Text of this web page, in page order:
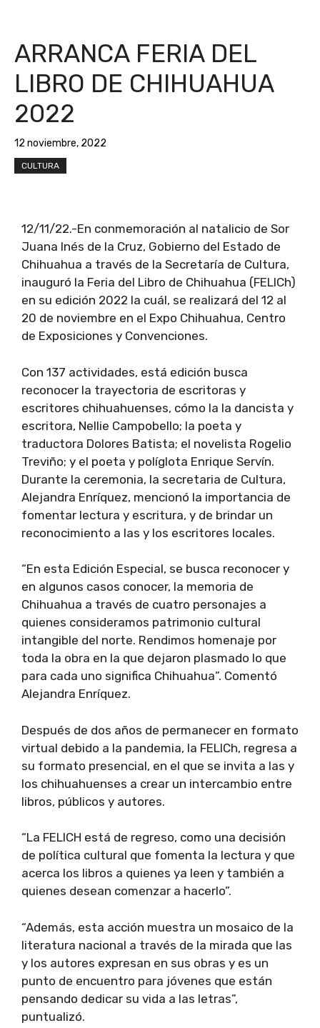
ARRANCA FERIA DEL
LIBRO DE CHIHUAHUA
2022
12 noviembre, 2022
CULTURA
12/11/22.-En conmemoración al natalicio de Sor
Juana Inés de la Cruz, Gobierno del Estado de
Chihuahua a través de la Secretaría de Cultura,
inauguró la Feria del Libro de Chihuahua (FELICh)
en su edición 2022 la cuál, se realizará del 12 al
20 de noviembre en el Expo Chihuahua, Centro
de Exposiciones y Convenciones.
Con 137 actividades, está edición busca
reconocer la trayectoria de escritoras y
escritores chihuahuenses, cómo la la dancista y
escritora, Nellie Campobello; la poeta y
traductora Dolores Batista; el novelista Rogelio
Treviño; y el poeta y políglota Enrique Servín.
Durante la ceremonia, la secretaria de Cultura,
Alejandra Enríquez, mencionó la importancia de
fomentar lectura y escritura, y de brindar un
reconocimiento a las y los escritores locales.
“En esta Edición Especial, se busca reconocer y
en algunos casos conocer, la memoria de
Chihuahua a través de cuatro personajes a
quienes consideramos patrimonio cultural
intangible del norte. Rendimos homenaje por
toda la obra en la que dejaron plasmado lo que
para cada uno significa Chihuahua”. Comentó
Alejandra Enríquez.
Después de dos años de permanecer en formato
virtual debido a la pandemia, la FELICh, regresa a
su formato presencial, en el que se invita a las y
los chihuahuenses a crear un intercambio entre
libros, públicos y autores.
“La FELICH está de regreso, como una decisión
de política cultural que fomenta la lectura y que
acerca los libros a quienes ya leen y también a
quienes desean comenzar a hacerlo”.
“Además, esta acción muestra un mosaico de la
literatura nacional a través de la mirada que las
y los autores expresan en sus obras y es un
punto de encuentro para jóvenes que están
pensando dedicar su vida a las letras”,
puntualizó.